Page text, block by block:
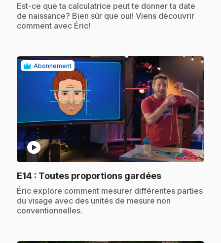
.Est-ce que ta calculatrice peut te donner ta date
de naissance? Bien sûr que oui! Viens découvrir
comment avec Éric!
Abonnement
play_circle
E14 : Toutes proportions gardées.
.Éric explore comment mesurer différentes parties
du visage avec des unités de mesure non
conventionnelles.